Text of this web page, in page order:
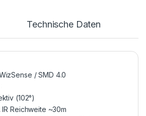
Technische Daten
/ SMD 4.0
(102°)
IR Reichweite ~30m